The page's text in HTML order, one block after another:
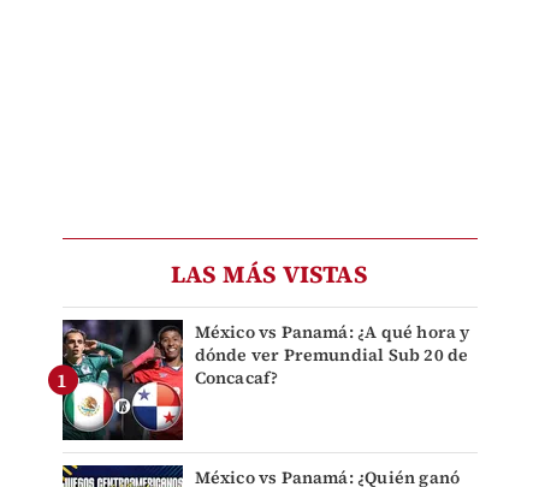
LAS MÁS VISTAS
México vs Panamá: ¿A qué hora y
dónde ver Premundial Sub 20 de
Concacaf?
México vs Panamá: ¿Quién ganó